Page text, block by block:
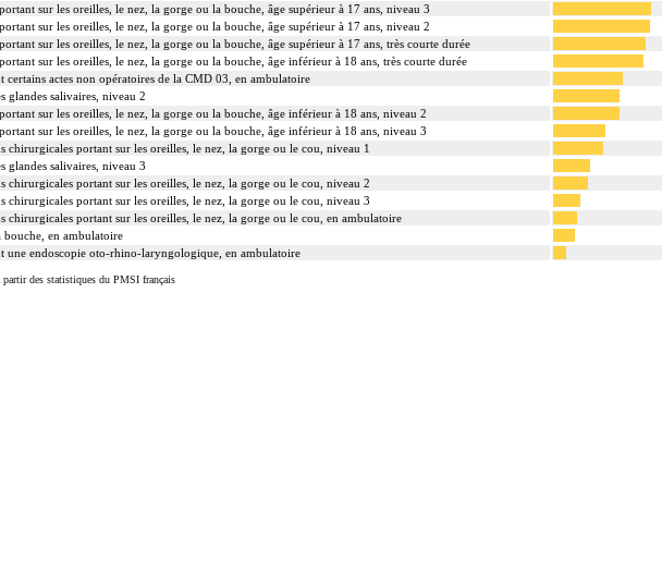
sur les oreilles, le nez, la gorge ou la bouche, âge supérieur à 17 ans, niveau 3
sur les oreilles, le nez, la gorge ou la bouche, âge supérieur à 17 ans, niveau 2
sur les oreilles, le nez, la gorge ou la bouche, âge supérieur à 17 ans, très courte durée
sur les oreilles, le nez, la gorge ou la bouche, âge inférieur à 18 ans, très courte durée
certains actes non opératoires de la CMD 03, en ambulatoire
glandes salivaires, niveau 2
sur les oreilles, le nez, la gorge ou la bouche, âge inférieur à 18 ans, niveau 2
sur les oreilles, le nez, la gorge ou la bouche, âge inférieur à 18 ans, niveau 3
chirurgicales portant sur les oreilles, le nez, la gorge ou le cou, niveau 1
glandes salivaires, niveau 3
chirurgicales portant sur les oreilles, le nez, la gorge ou le cou, niveau 2
chirurgicales portant sur les oreilles, le nez, la gorge ou le cou, niveau 3
chirurgicales portant sur les oreilles, le nez, la gorge ou le cou, en ambulatoire
en ambulatoire
une endoscopie oto-rhino-laryngologique, en ambulatoire
des statistiques du PMSI français